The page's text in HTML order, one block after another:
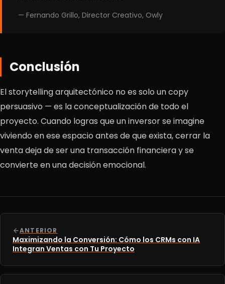
— Fernando Grillo, Director Creativo, Owly
Conclusión
El storytelling arquitectónico no es solo un copy
persuasivo — es la conceptualización de todo el
proyecto. Cuando logras que un inversor se imagine
viviendo en ese espacio antes de que exista, cerrar la
venta deja de ser una transacción financiera y se
convierte en una decisión emocional.
ANTERIOR
Maximizando la Conversión: Cómo los CRMs con IA
Integran Ventas con Tu Proyecto